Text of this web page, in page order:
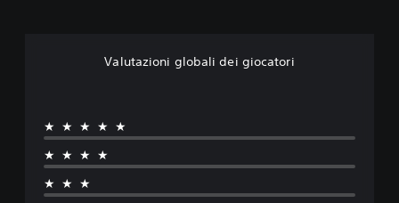
Valutazioni globali dei giocatori
★★★★★
★★★★
★★★